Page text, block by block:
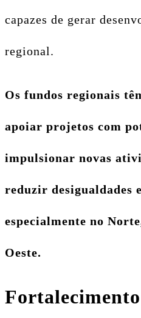
capazes de gerar
regional.
Os fundos regionais
apoiar projetos com
impulsionar novas
reduzir desigualdades
especialmente no
Oeste.